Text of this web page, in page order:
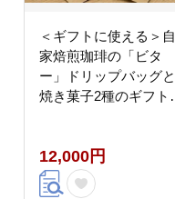
＜ギフトに使える＞自
家焙煎珈琲の「ビタ
ー」ドリップバッグと
焼き菓子2種のギフト
12,000円